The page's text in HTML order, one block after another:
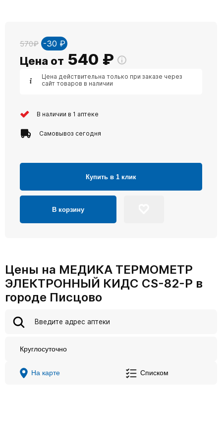
570₽ -30 ₽
Цена от 540 ₽
Цена действительна только при заказе через
сайт товаров в наличии
В наличии в 1 аптеке
Самовывоз сегодня
Купить в 1 клик
В корзину
Цены на МЕДИКА ТЕРМОМЕТР
ЭЛЕКТРОННЫЙ КИДС CS-82-P в
городе Писцово
Круглосуточно
На карте Списком